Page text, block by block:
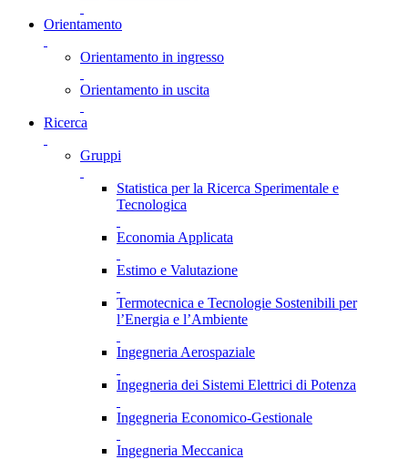
Orientamento
Orientamento in ingresso
Orientamento in uscita
Ricerca
Gruppi
Statistica per la Ricerca Sperimentale e
Tecnologica
Economia Applicata
Estimo e Valutazione
Termotecnica e Tecnologie Sostenibili per
l’Energia e l’Ambiente
Ingegneria Aerospaziale
Ingegneria dei Sistemi Elettrici di Potenza
Ingegneria Economico-Gestionale
Ingegneria Meccanica